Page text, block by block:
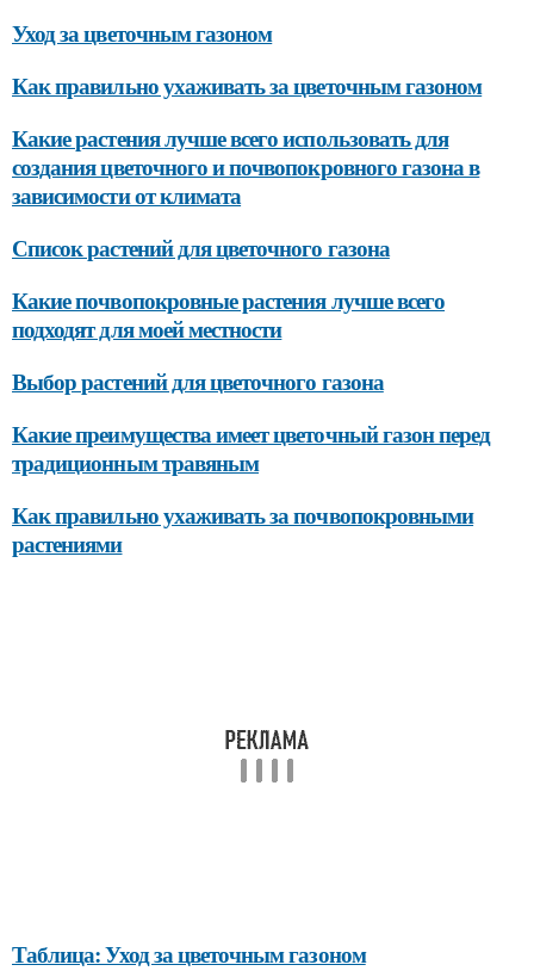
Уход за цветочным газоном
Как правильно ухаживать за цветочным газоном
Какие растения лучше всего использовать для
создания цветочного и почвопокровного газона в
зависимости от климата
Список растений для цветочного газона
Какие почвопокровные растения лучше всего
подходят для моей местности
Выбор растений для цветочного газона
Какие преимущества имеет цветочный газон перед
традиционным травяным
Как правильно ухаживать за почвопокровными
растениями
Таблица: Уход за цветочным газоном